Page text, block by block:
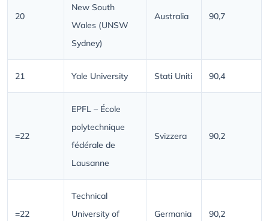
20
New South
Wales (UNSW
Sydney)
Australia 90,7
21 Yale University Stati Uniti 90,4
=22
EPFL – École
polytechnique
fédérale de
Lausanne
Svizzera 90,2
=22
Technical
University of
Germania 90,2